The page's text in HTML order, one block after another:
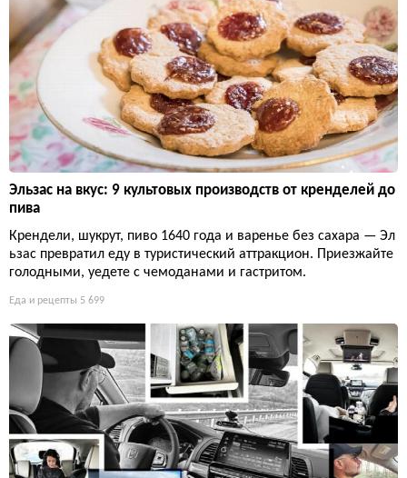
Эльзас на вкус: 9 культовых производств от кренделей до
пива
Крендели, шукрут, пиво 1640 года и варенье без сахара — Эл
ьзас превратил еду в туристический аттракцион. Приезжайте
голодными, уедете с чемоданами и гастритом.
Еда и рецепты 5 699